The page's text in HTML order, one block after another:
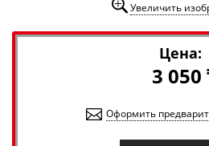
Увеличить
Цена:
3 050
Оформить